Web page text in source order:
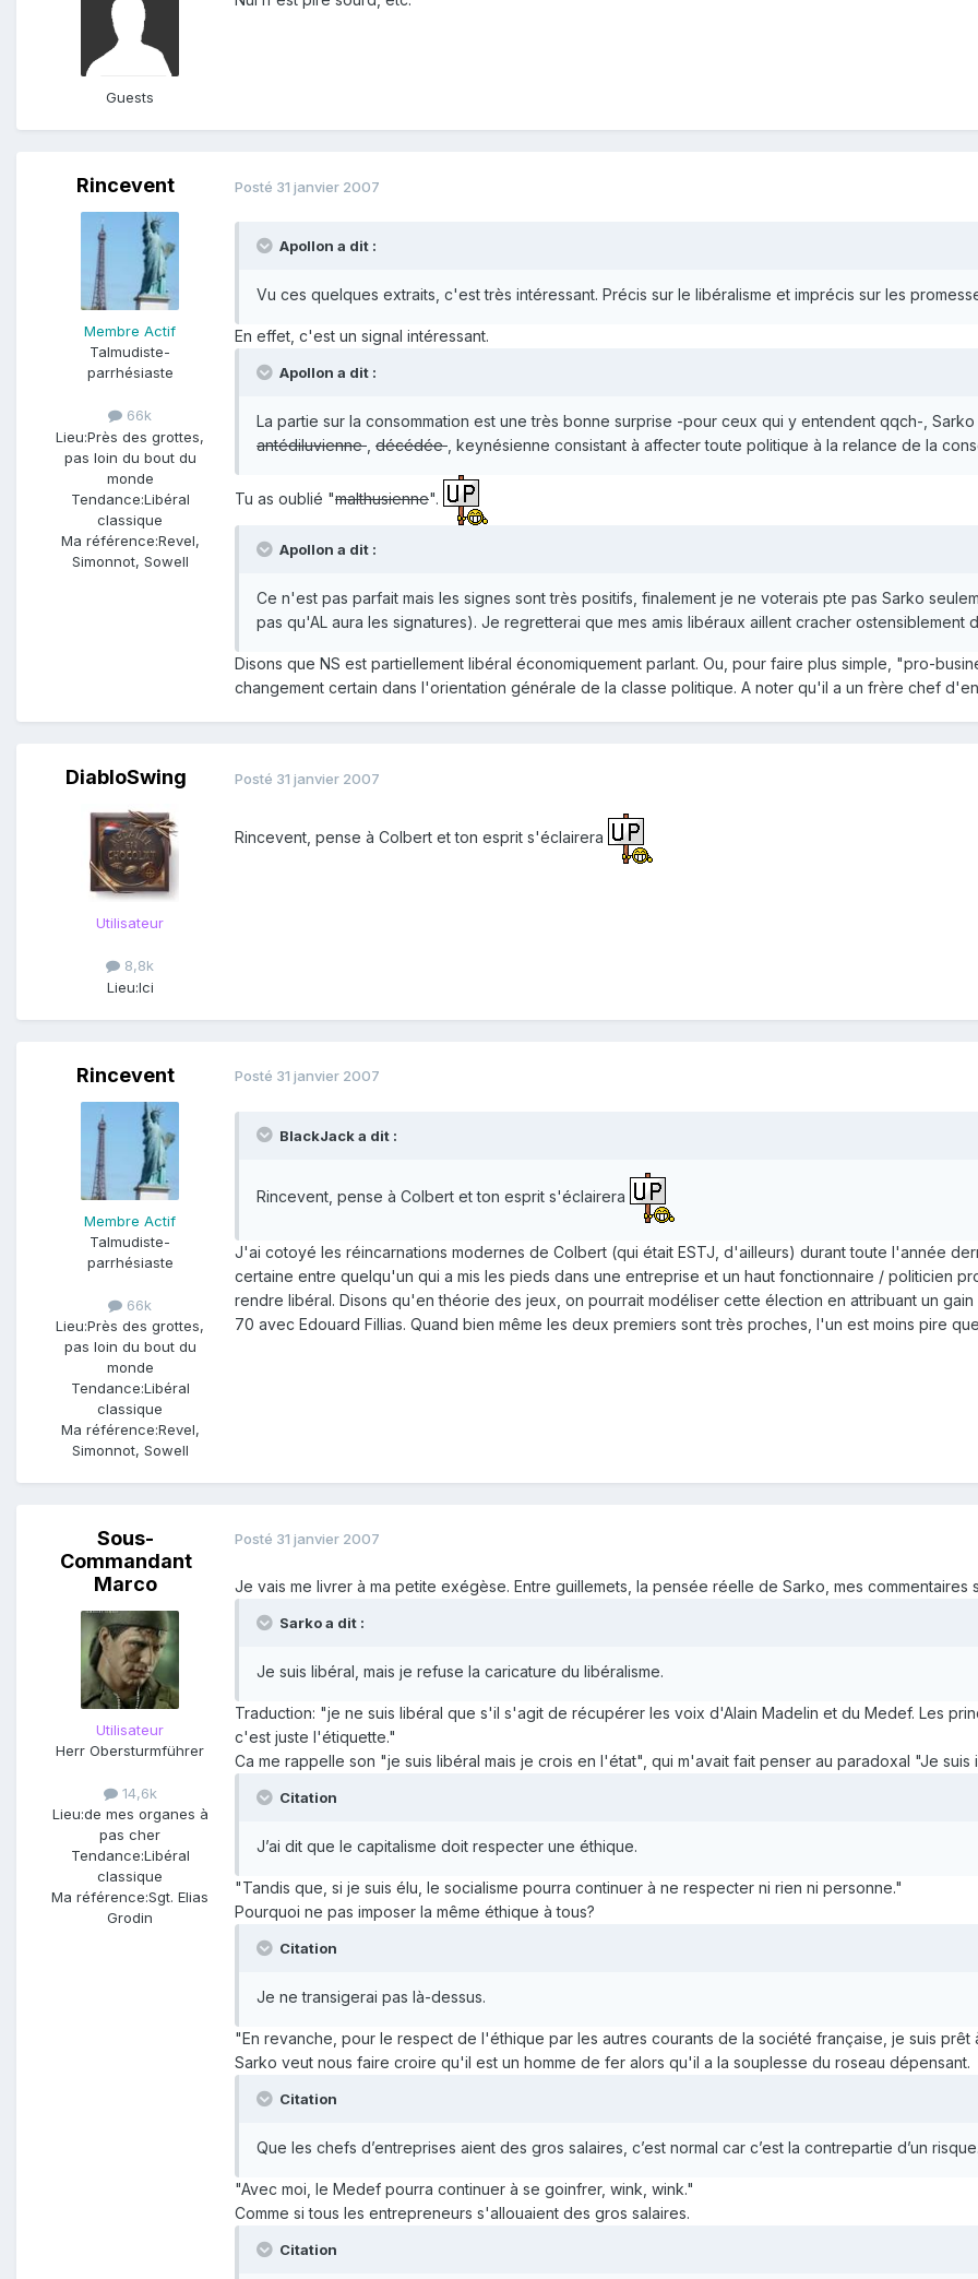
Guests
Rincevent
Membre Actif
Talmudiste-
parrhésiaste
66k
Lieu:Près des grottes,
pas loin du bout du
monde
Tendance:Libéral
classique
Ma référence:Revel,
Simonnot, Sowell
Posté 31 janvier 2007
Apollon a dit :
Vu ces quelques extraits, c'est très intéressant. Précis sur le libéralisme et imprécis sur les
En effet, c'est un signal intéressant.
Apollon a dit :
La partie sur la consommation est une très bonne surprise -pour ceux qui y entendent qqch-,
antédiluvienne décédée , keynésienne consistant à affecter toute politique à la relance de la
Tu as oublié "malthusienne".
Apollon a dit :
Ce n'est pas parfait mais les signes sont très positifs, finalement je ne voterais pte pas Sarko
pas qu'AL aura les signatures). Je regretterai que mes amis libéraux aillent cracher ostensiblement
Disons que NS est partiellement libéral économiquement parlant. Ou, pour faire plus simple, "pro-
changement certain dans l'orientation générale de la classe politique. A noter qu'il a un frère chef
DiabloSwing
Utilisateur
8,8k
Lieu:Ici
Posté 31 janvier 2007
Rincevent, pense à Colbert et ton esprit s'éclairera
Rincevent
Membre Actif
Talmudiste-
parrhésiaste
66k
Lieu:Près des grottes,
pas loin du bout du
monde
Tendance:Libéral
classique
Ma référence:Revel,
Simonnot, Sowell
Posté 31 janvier 2007
BlackJack a dit :
Rincevent, pense à Colbert et ton esprit s'éclairera
J'ai cotoyé les réincarnations modernes de Colbert (qui était ESTJ, d'ailleurs) durant toute l'année
certaine entre quelqu'un qui a mis les pieds dans une entreprise et un haut fonctionnaire / politicien
rendre libéral. Disons qu'en théorie des jeux, on pourrait modéliser cette élection en attribuant un
70 avec Edouard Fillias. Quand bien même les deux premiers sont très proches, l'un est moins pire
Sous-
Commandant
Marco
Utilisateur
Herr Obersturmführer
14,6k
Lieu:de mes organes à
pas cher
Tendance:Libéral
classique
Ma référence:Sgt. Elias
Grodin
Posté 31 janvier 2007
Je vais me livrer à ma petite exégèse. Entre guillemets, la pensée réelle de Sarko, mes commentaires
Sarko a dit :
Je suis libéral, mais je refuse la caricature du libéralisme.
Traduction: "je ne suis libéral que s'il s'agit de récupérer les voix d'Alain Madelin et du Medef. Les
c'est juste l'étiquette."
Ca me rappelle son "je suis libéral mais je crois en l'état", qui m'avait fait penser au paradoxal "Je suis
Citation
J’ai dit que le capitalisme doit respecter une éthique.
"Tandis que, si je suis élu, le socialisme pourra continuer à ne respecter ni rien ni personne."
Pourquoi ne pas imposer la même éthique à tous?
Citation
Je ne transigerai pas là-dessus.
"En revanche, pour le respect de l'éthique par les autres courants de la société française, je suis
Sarko veut nous faire croire qu'il est un homme de fer alors qu'il a la souplesse du roseau dépensant.
Citation
Que les chefs d’entreprises aient des gros salaires, c’est normal car c’est la contrepartie d’un risque.
"Avec moi, le Medef pourra continuer à se goinfrer, wink, wink."
Comme si tous les entrepreneurs s'allouaient des gros salaires.
Citation